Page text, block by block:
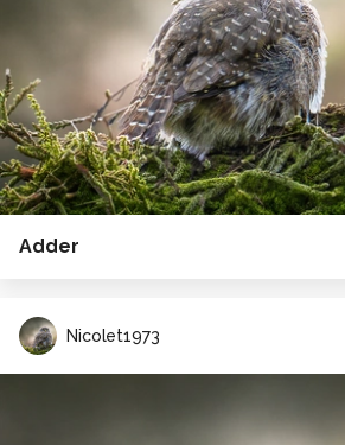
Adder
Nicolet1973